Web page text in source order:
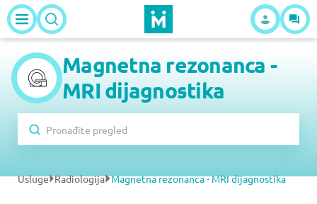
Magnetna rezonanca -
MRI dijagnostika
Usluge Radiologija Magnetna rezonanca - MRI dijagnostika